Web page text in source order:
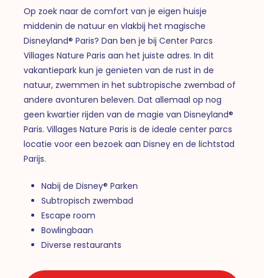
Op zoek naar de comfort van je eigen huisje
middenin de natuur en vlakbij het magische
Disneyland® Paris? Dan ben je bij Center Parcs
Villages Nature Paris aan het juiste adres. In dit
vakantiepark kun je genieten van de rust in de
natuur, zwemmen in het subtropische zwembad of
andere avonturen beleven. Dat allemaal op nog
geen kwartier rijden van de magie van Disneyland®
Paris. Villages Nature Paris is de ideale center parcs
locatie voor een bezoek aan Disney en de lichtstad
Parijs.
Nabij de Disney® Parken
Subtropisch zwembad
Escape room
Bowlingbaan
Diverse restaurants